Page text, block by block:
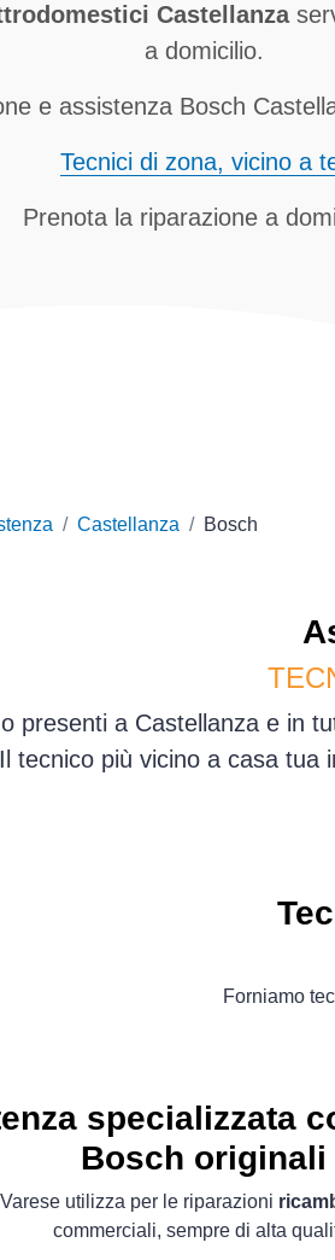
Castellanza
a domicilio.
e assistenza Bosch
Tecnici di zona, vicino a
Prenota la riparazione a
Castellanza Bosch
presenti a Castellanza e in
Il tecnico più vicino a casa tua
Forniamo
specializzata
Bosch originali
utilizza per le riparazioni
commerciali, sempre di alta